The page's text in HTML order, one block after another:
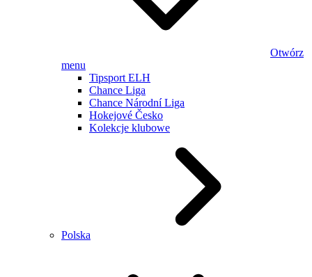
Otwórz
menu
Tipsport ELH
Chance Liga
Chance Národní Liga
Hokejové Česko
Kolekcje klubowe
Polska